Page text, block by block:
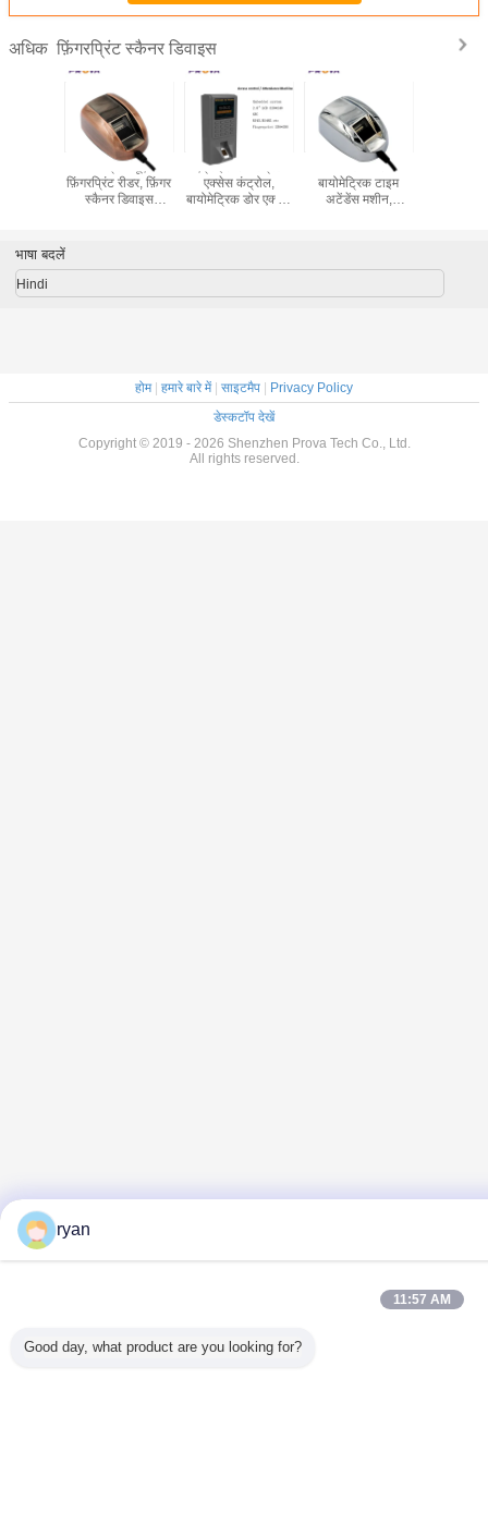
अधिक फ़िंगरप्रिंट स्कैनर डिवाइस
बॉयोमीट्रिक यूएसबी
फ़िंगरप्रिंट रीडर, फ़िंगर
स्कैनर डिवाइस
एंड्रॉइड फ़िंगरप्रिंट
एक्सेस कंट्रोल,
बायोमेट्रिक डोर एक्सेस
फास्ट स्पीड
बायोमेट्रिक टाइम
अटेंडेंस मशीन,
भाषा बदलें
Hindi
होम| हमारे बारे में| साइटमैप
Privacy Policy
डेस्कटॉप देखें
Copyright © 2019 - 2026 Shenzhen Prova Tech Co., Ltd.
All rights reserved.
ryan
11:57 AM
Good day, what product are you looking for?